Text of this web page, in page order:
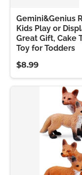
Gemini&Genius
Kids Play or
Great Gift, Cake
Toy for Todders
$8.99